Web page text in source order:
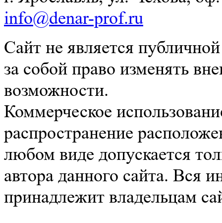
info@denar-prof.ru
Сайт не является
за собой право изменять
возможности.
Коммерческое
распространение
любом виде допускается
автора данного сайта. Вся
принадлежит владельцам